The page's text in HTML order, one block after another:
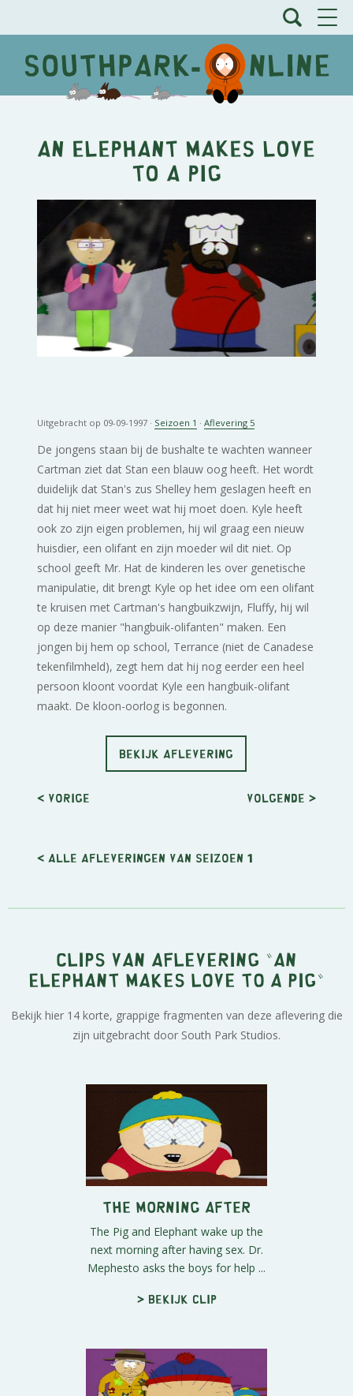
An Elephant Makes Love
to a Pig
Uitgebracht op 09-09-1997 · Seizoen 1 ·Aflevering 5
De jongens staan bij de bushalte te wachten wanneer
Cartman ziet dat Stan een blauw oog heeft. Het wordt
duidelijk dat Stan's zus Shelley hem geslagen heeft en
dat hij niet meer weet wat hij moet doen. Kyle heeft
ook zo zijn eigen problemen, hij wil graag een nieuw
huisdier, een olifant en zijn moeder wil dit niet. Op
school geeft Mr. Hat de kinderen les over genetische
manipulatie, dit brengt Kyle op het idee om een olifant
te kruisen met Cartman's hangbuikzwijn, Fluffy, hij wil
op deze manier "hangbuik-olifanten" maken. Een
jongen bij hem op school, Terrance (niet de Canadese
tekenfilmheld), zegt hem dat hij nog eerder een heel
persoon kloont voordat Kyle een hangbuik-olifant
maakt. De kloon-oorlog is begonnen.
BEKIJK AFLEVERING
< Vorige Volgende >
< Alle afleveringen van seizoen 1
Clips van aflevering "An
Elephant Makes Love to a Pig"
Bekijk hier 14 korte, grappige fragmenten van deze aflevering die
zijn uitgebracht door South Park Studios.
The Morning After
The Pig and Elephant wake up the
next morning after having sex. Dr.
Mephesto asks the boys for help ...
> Bekijk clip